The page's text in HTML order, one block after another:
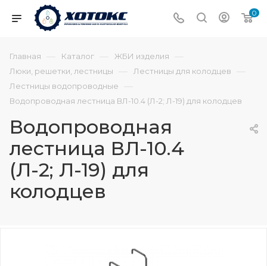
0
Главная — Каталог — ЖБИ изделия —
Люки, решетки, лестницы — Лестницы для колодцев —
Лестницы водопроводные —
Водопроводная лестница ВЛ-10.4 (Л-2; Л-19) для колодцев
Водопроводная
лестница ВЛ-10.4
(Л-2; Л-19) для
колодцев